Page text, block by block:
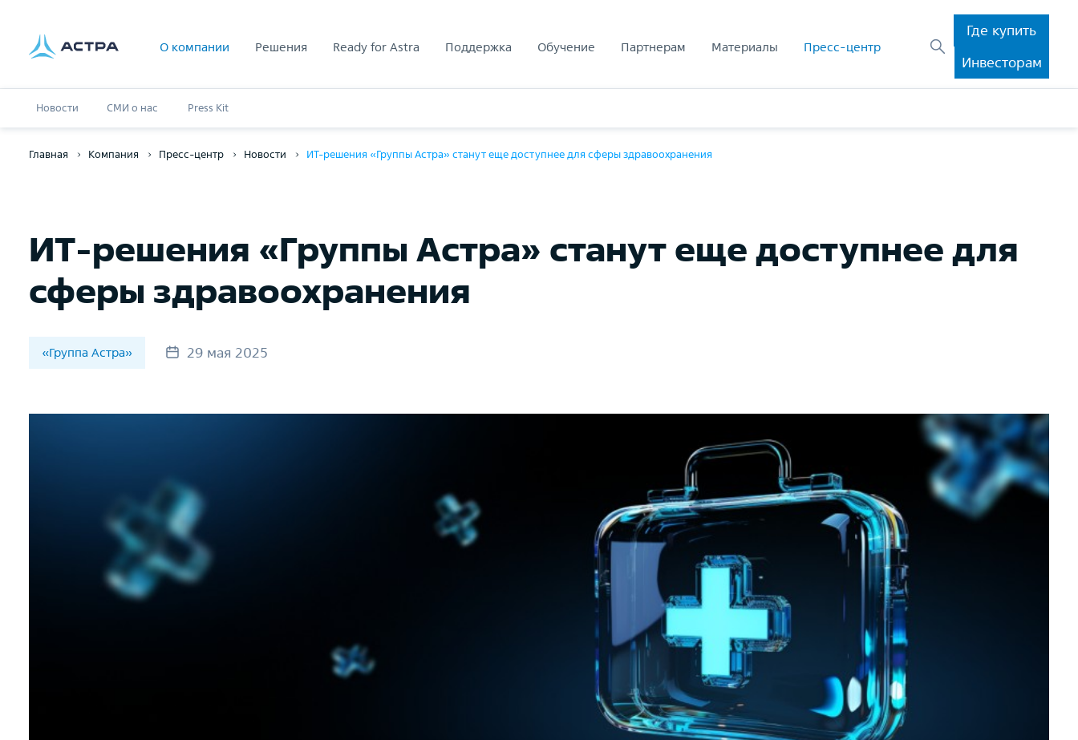
О компании Решения Ready for Astra Поддержка Обучение Партнерам Материалы Пресс-центр
Где купить
Инвесторам
Новости СМИ о нас Press Kit
Главная Компания Пресс-центр Новости ИТ-решения «Группы Астра» станут еще доступнее для сферы здравоохранения
ИТ-решения «Группы Астра» станут еще доступнее для
сферы здравоохранения
«Группа Астра» 29 мая 2025